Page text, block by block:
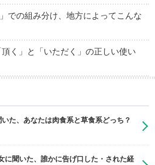
での組み分け、地方によってこんな
く」と「いただく」の正しい使い
た、あなたは肉食系と草食系どっち？
に聞いた、誰かに告げ口した・された経